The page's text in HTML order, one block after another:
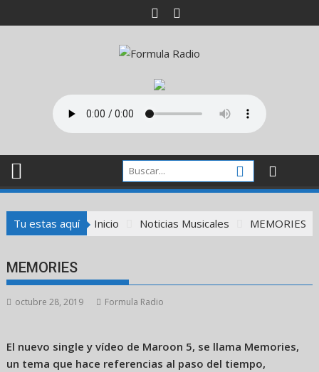
al
Tu estas aquí Inicio Noticias Musicales MEMORIES
MEMORIES
octubre 28, 2019 Formula Radio
El nuevo single y vídeo de Maroon 5, se llama Memories,
un tema que hace referencias al paso del tiempo,